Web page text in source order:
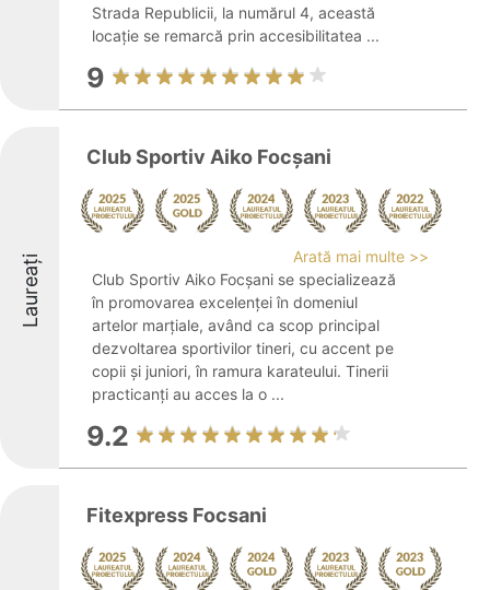
Strada Republicii, la numărul 4, această
locație se remarcă prin accesibilitatea ...
9
Laureați
Club Sportiv Aiko Focșani
Arată mai multe >>
Club Sportiv Aiko Focșani se specializează
în promovarea excelenței în domeniul
artelor marțiale, având ca scop principal
dezvoltarea sportivilor tineri, cu accent pe
copii și juniori, în ramura karateului. Tinerii
practicanți au acces la o ...
9.2
Fitexpress Focsani